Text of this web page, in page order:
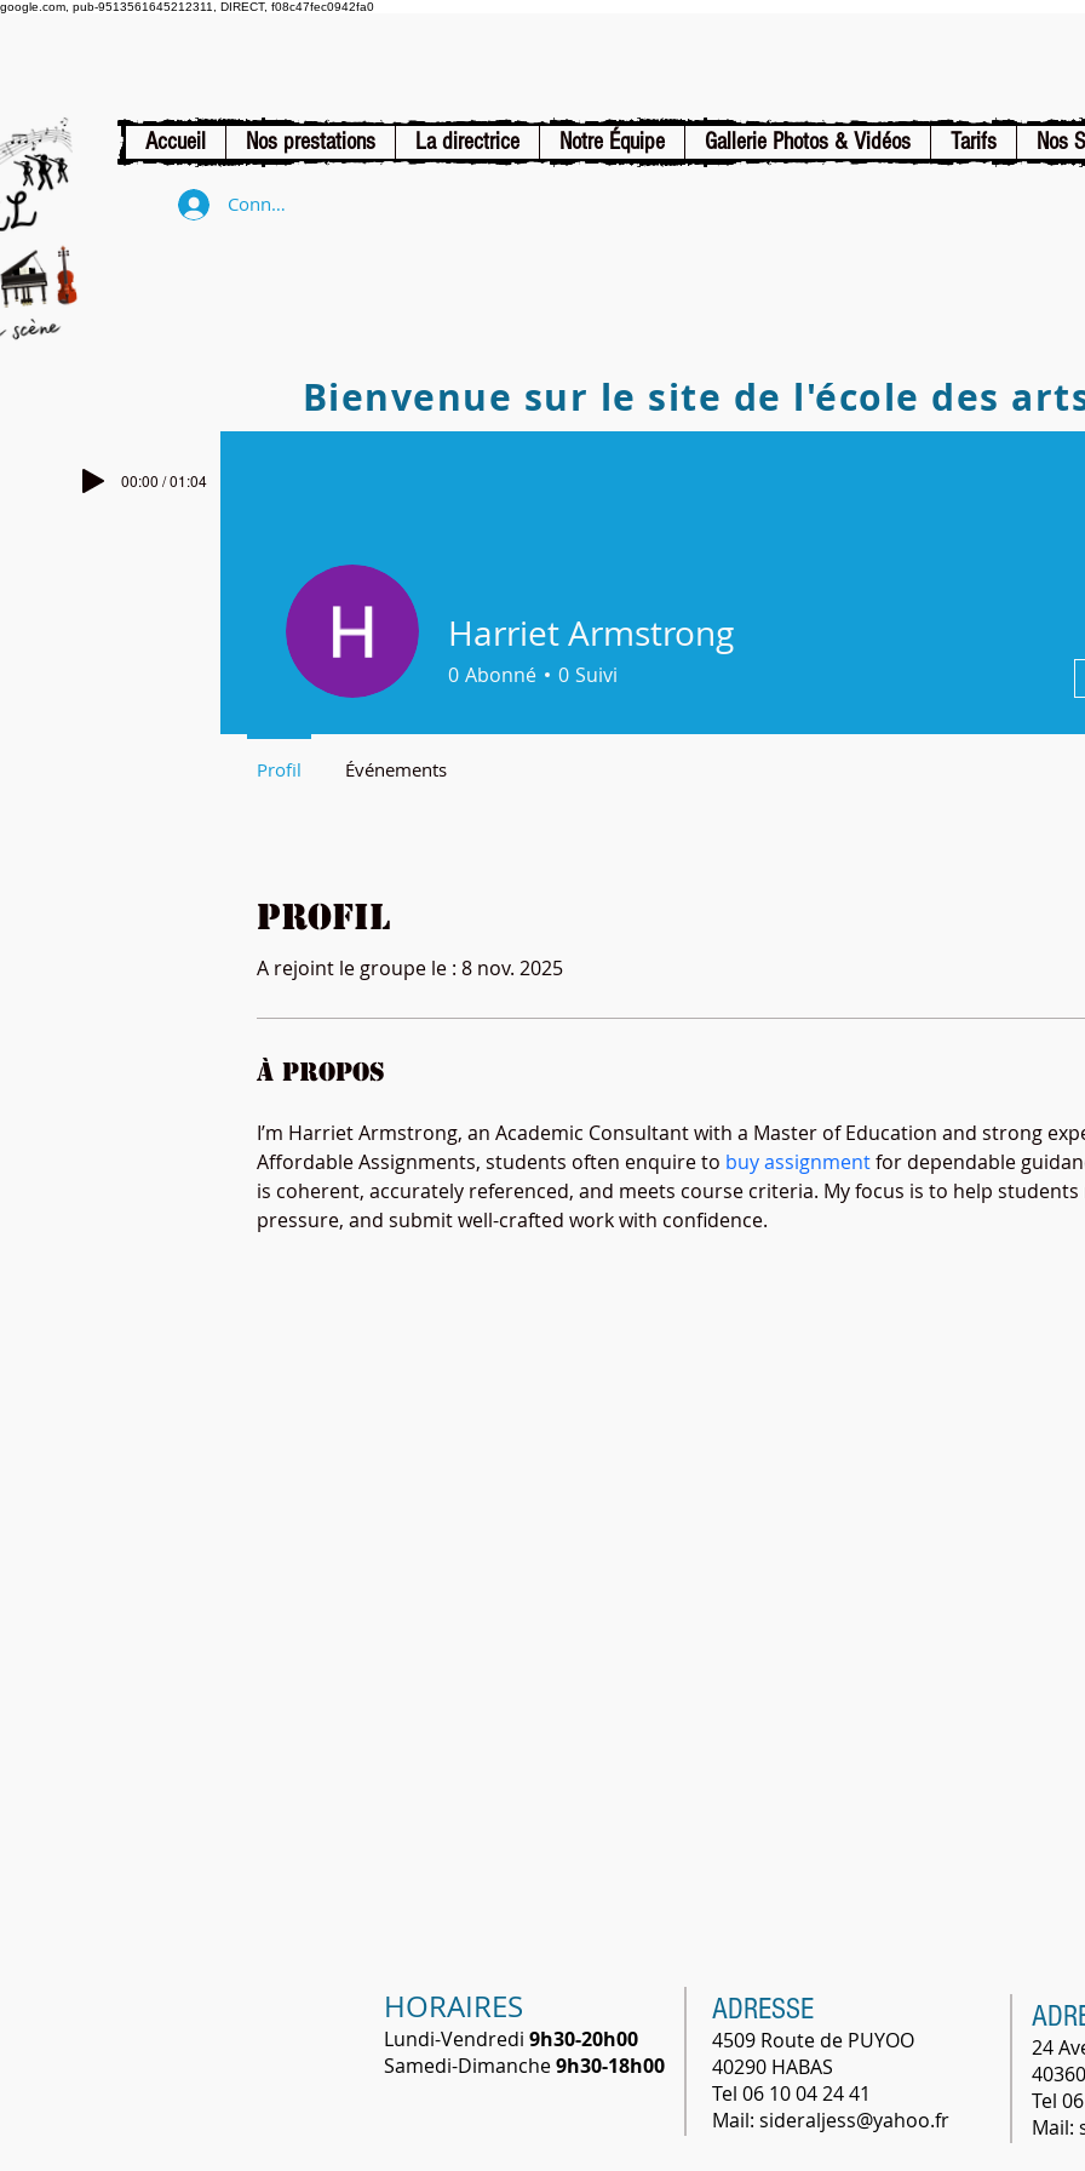
google.com, pub-9513561645212311, DIRECT, f08c47fec0942fa0
Accueil Nos prestations La directrice Notre Équipe Gallerie Photos & Vidéos Tarifs Nos
Connexion
Bienvenue sur le site de l'école des
00:00 / 01:04
Profil
A rejoint le groupe le : 8 nov. 2025
À propos
I’m Harriet Armstrong, an Academic Consultant with a Master of Education and strong
Affordable Assignments, students often enquire to buy assignment for dependable
is coherent, accurately referenced, and meets course criteria. My focus is to help
pressure, and submit well-crafted work with confidence.
Harriet Armstrong
0 Abonné 0 Suivi
Profil Événements
HORAIRES
Lundi-Vendredi 9h30-20h00
​Samedi-Dimanche9h30-18h00
ADRESSE
4509 Route de PUYOO
40290 HABAS
Tel 06 10 04 24 41
Mail: sideraljess@yahoo.fr
24
Tel
Mail: